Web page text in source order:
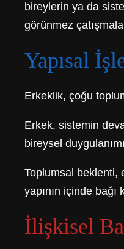
bireylerin ya da
görünmez
Yapısal
Erkeklik, çoğu
Erkek, sistemin
bireysel
Toplumsal beklenti,
yapının içinde
İlişkisel